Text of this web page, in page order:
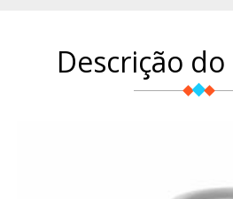
Descrição